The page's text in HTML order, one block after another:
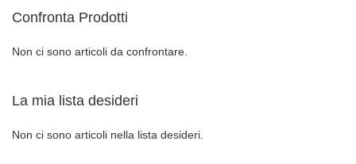
DESIDERI
Confronta Prodotti
Non ci sono articoli da confrontare.
La mia lista desideri
Non ci sono articoli nella lista desideri.